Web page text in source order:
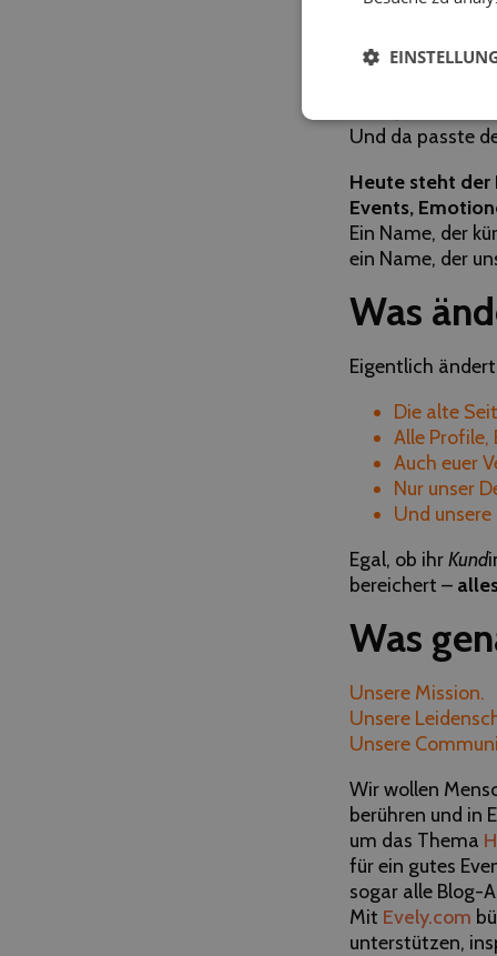
auf Partys so oft
Doch mit der
Und da passte
Heute steht der
Events,
Ein Name, der
ein Name, der
Was
Eigentlich
Die alte
Alle Profile,
Auch euer
Nur unser
Und
Egal, ob ihrKund
bereichert –
Was
Unsere Mission.
Unsere
Unsere
Wir wollen
berühren und in
um das Thema
für ein gutes
sogar alle Blog-
Mit Evely.com
unterstützen,